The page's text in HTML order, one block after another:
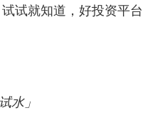
试就知道，好投资平台
水」